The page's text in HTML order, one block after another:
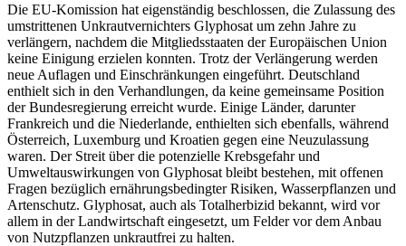
Die EU-Komission hat eigenständig beschlossen, die Zulassung des
umstrittenen Unkrautvernichters Glyphosat um zehn Jahre zu
verlängern, nachdem die Mitgliedsstaaten der Europäischen Union
keine Einigung erzielen konnten. Trotz der Verlängerung werden
neue Auflagen und Einschränkungen eingeführt. Deutschland
enthielt sich in den Verhandlungen, da keine gemeinsame Position
der Bundesregierung erreicht wurde. Einige Länder, darunter
Frankreich und die Niederlande, enthielten sich ebenfalls, während
Österreich, Luxemburg und Kroatien gegen eine Neuzulassung
waren. Der Streit über die potenzielle Krebsgefahr und
Umweltauswirkungen von Glyphosat bleibt bestehen, mit offenen
Fragen bezüglich ernährungsbedingter Risiken, Wasserpflanzen und
Artenschutz. Glyphosat, auch als Totalherbizid bekannt, wird vor
allem in der Landwirtschaft eingesetzt, um Felder vor dem Anbau
von Nutzpflanzen unkrautfrei zu halten.